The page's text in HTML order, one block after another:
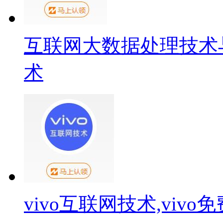
互联网大数据处理技
术
vivo互联网技术,vivo免